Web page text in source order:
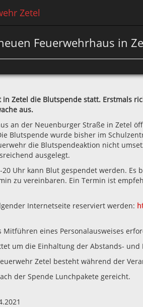
Zetel
Feuerwehrhaus in
in Zetel die Blutspende statt. Erstmals
aus.
an der Neuenburger Straße in Zetel
Blutspende wurde bisher im
die Blutspendeaktion nicht
ausgelegt.
20 Uhr kann Blut gespendet werden.
zu vereinbaren. Ein Termin ist
Internetseite reserviert werden:
Mitführen eines Personalausweises
um die Einhaltung der Abstands- und
Zetel besteht während der
der Spende Lunchpakete gereicht.